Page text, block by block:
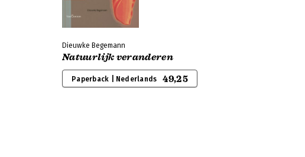
Dieuwke Begemann
Natuurlijk veranderen
Paperback | Nederlands 49,25